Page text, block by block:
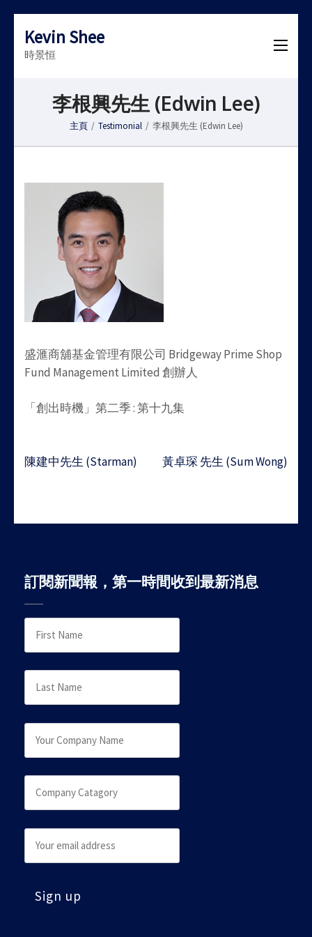
Kevin Shee
時景恒
李根興先生 (Edwin Lee)
主頁 / Testimonial / 李根興先生 (Edwin Lee)
盛滙商舖基金管理有限公司 Bridgeway Prime Shop
Fund Management Limited 創辦人
「創出時機」第二季 : 第十九集
Post
陳建中先生 (Starman) 黃卓琛 先生 (Sum Wong)
訂閱新聞報，第一時間收到最新消息